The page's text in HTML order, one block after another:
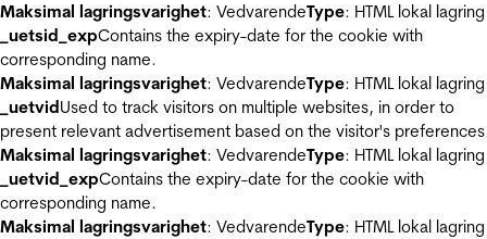
Maksimal lagringsvarighet: VedvarendeType: HTML lokal lagring
_uetsid_expContains the expiry-date for the cookie with
corresponding name.
Maksimal lagringsvarighet: VedvarendeType: HTML lokal lagring
_uetvidUsed to track visitors on multiple websites, in order to
present relevant advertisement based on the visitor's
Maksimal lagringsvarighet: VedvarendeType: HTML lokal lagring
_uetvid_expContains the expiry-date for the cookie with
corresponding name.
Maksimal lagringsvarighet: VedvarendeType: HTML lokal lagring